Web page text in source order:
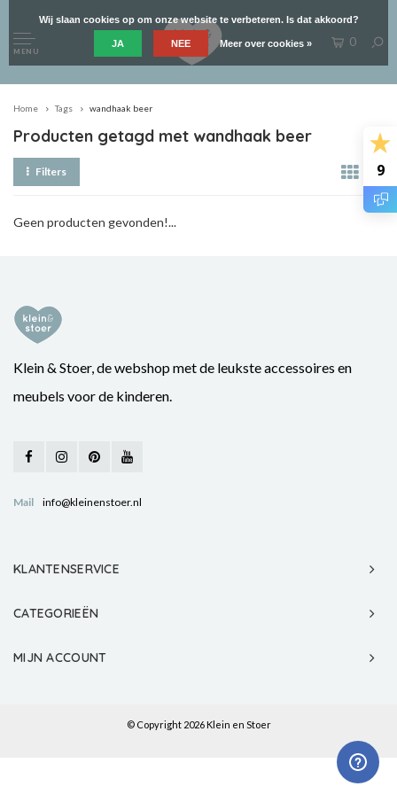
9
MENU
0
Home Tags wandhaak beer
Producten getagd met wandhaak beer
Filters
Geen producten gevonden!...
Klein & Stoer, de webshop met de leukste accessoires en
meubels voor de kinderen.
Mail info@kleinenstoer.nl
KLANTENSERVICE
CATEGORIEËN
MIJN ACCOUNT
© Copyright 2026 Klein en Stoer
Wij slaan cookies op om onze website te verbeteren. Is dat akkoord?
JA NEE Meer over cookies »